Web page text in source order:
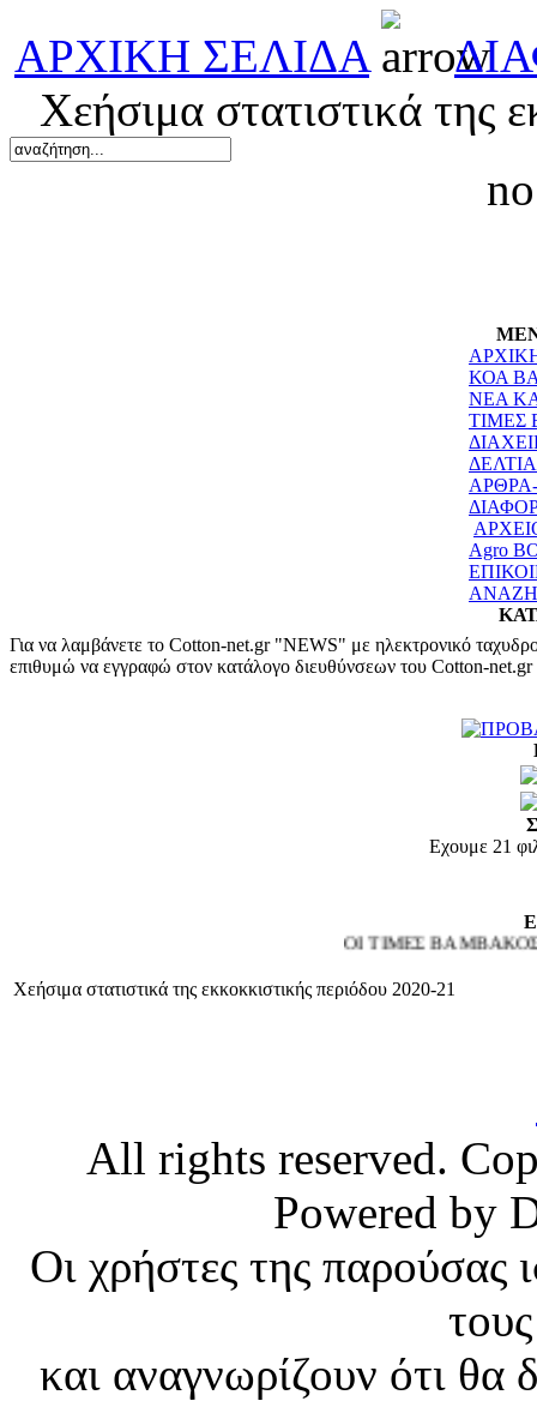
ΑΡΧΙΚΗ ΣΕΛΙΔΑ
Χεήσιμα στατιστικά της
ΚΟΑ
ΝΕΑ
Agro
Για να λαμβάνετε το Cotton-net.gr "NEWS" με ηλεκτρονικό
επιθυμώ να εγγραφώ στον κατάλογο διευθύνσεων του Cotton-net.gr
Εχουμε 21
ΟΙ ΤΙΜΕΣ ΒΑΜΒΑΚΟΣ
Χεήσιμα στατιστικά της εκκοκκιστικής περιόδου 2020-21
All rights reserved.
Powered by
Οι χρήστες της παρούσας
και αναγνωρίζουν ότι θα